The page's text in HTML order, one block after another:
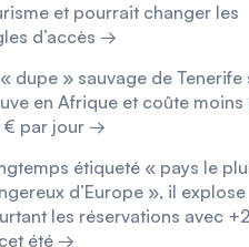
et pourrait changer les
d’accès →
dupe » sauvage de Tenerife
en Afrique et coûte moins
€ par jour →
étiqueté « pays le
d’Europe », il explose
les réservations avec
été →